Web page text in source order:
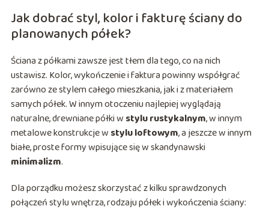
Jak dobrać styl, kolor i fakturę ściany do
planowanych półek?
Ściana z półkami zawsze jest tłem dla tego, co na nich
ustawisz. Kolor, wykończenie i faktura powinny współgrać
zarówno ze stylem całego mieszkania, jak i z materiałem
samych półek. W innym otoczeniu najlepiej wyglądają
naturalne, drewniane półki w stylu rustykalnym, w innym
metalowe konstrukcje w stylu loftowym, a jeszcze w innym
białe, proste formy wpisujące się w skandynawski
minimalizm.
Dla porządku możesz skorzystać z kilku sprawdzonych
połączeń stylu wnętrza, rodzaju półek i wykończenia ściany: